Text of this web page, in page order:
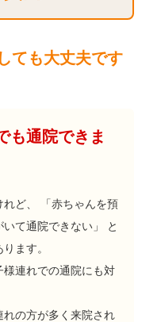
ても大丈夫です
も通院できま
ど、 「赤ちゃんを預
て通院できない」 と
ます。
連れでの通院にも対
の方が多く来院され